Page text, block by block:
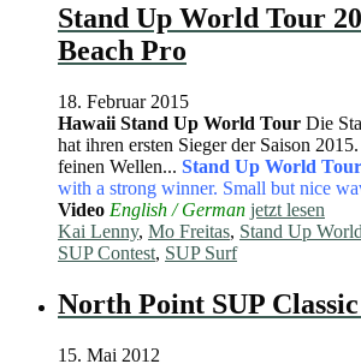
Stand Up World Tour
Beach Pro
18. Februar 2015
Hawaii Stand Up World Tour Die
hat ihren ersten Sieger der Saison
feinen Wellen... Stand Up World Tour
with a strong winner. Small but nice
Video English / German jetzt lesen
Kai Lenny, Mo Freitas, Stand Up
SUP Contest, SUP Surf
North Point SUP Classic
15. Mai 2012